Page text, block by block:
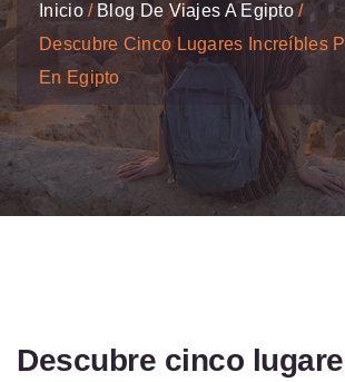
Inicio
Blog De Viajes A Egipto
Descubre Cinco Lugares Increíbles
En Egipto
Descubre cinco